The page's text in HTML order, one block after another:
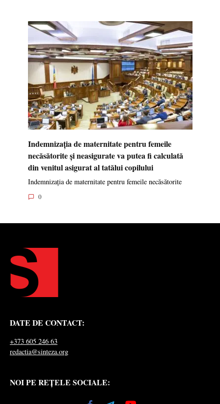
Indemnizația de maternitate pentru femeile
necăsătorite și neasigurate va putea fi calculată
din venitul asigurat al tatălui copilului
Indemnizația de maternitate pentru femeile necăsătorite
0
DATE DE CONTACT:
+373 605 246 63
redactia@sinteza.org
NOI PE REȚELE SOCIALE: